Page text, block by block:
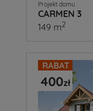
Projekt domu
CARMEN 3
149 m2